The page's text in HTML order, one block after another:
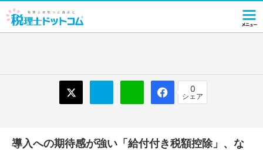
0
シェア
導入への期待感が強い「給付付き税額控除」、な